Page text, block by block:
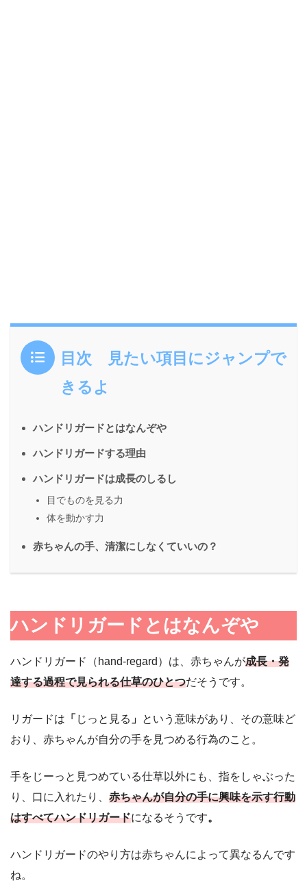
目次 見たい項目にジャンプで
きるよ
ハンドリガードとはなんぞや
ハンドリガードする理由
ハンドリガードは成長のしるし
目でものを見る力
体を動かす力
赤ちゃんの手、清潔にしなくていいの？
ハンドリガードとはなんぞや
ハンドリガード（hand-regard）は、赤ちゃんが成長・発
達する過程で見られる仕草のひとつだそうです。
リガードは 「 じっと見る 」 という意味があり、その意味ど
おり、赤ちゃんが自分の手を見つめる行為のこと。
手をじーっと見つめている仕草以外にも、指をしゃぶった
り、口に入れたり、 赤ちゃんが自分の手に興味を示す行動
はすべてハンドリガードになるそうです。
ハンドリガードのやり方は赤ちゃんによって異なるんです
ね。